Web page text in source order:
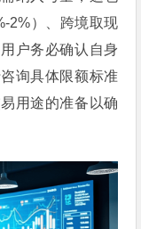
2%）、跨境取现
户务必确认自身
询具体限额标准
用途的准备以确